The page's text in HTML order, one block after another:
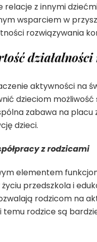
z innymi
wsparciem w
rozwiązywania
aktywności na
dzieciom
zabawa na
dzieci.
z rodzicami
elementem
przedszkola i
rodzicom na
temu rodzice są